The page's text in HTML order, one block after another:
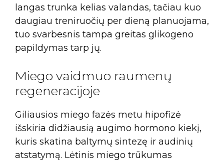
langas trunka kelias valandas, tačiau kuo
daugiau treniruočių per dieną planuojama,
tuo svarbesnis tampa greitas glikogeno
papildymas tarp jų.
Miego vaidmuo raumenų
regeneracijoje
Giliausios miego fazės metu hipofizė
išskiria didžiausią augimo hormono kiekį,
kuris skatina baltymų sintezę ir audinių
atstatymą. Lėtinis miego trūkumas